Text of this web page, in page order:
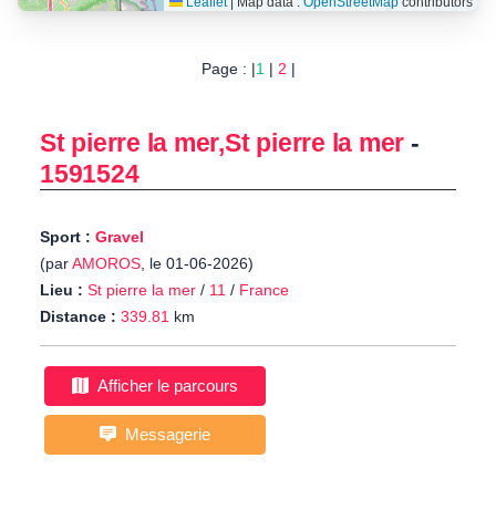
Page : |1| 2 |
St pierre la mer,St pierre la mer -
1591524
Sport : Gravel
(parAMOROS, le 01-06-2026)
Lieu : St pierre la mer / 11 / France
Distance : 339.81 km
Afficher le parcours
Messagerie